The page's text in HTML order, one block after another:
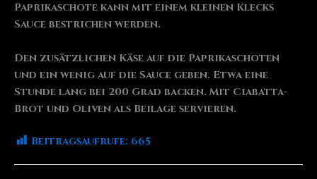
Paprikaschote kann mit einem kleinen Klecks
Sauce bestrichen werden.
Den zusätzlichen Käse auf die Paprikaschoten
und ein wenig auf die Sauce geben. Etwa eine
Stunde lang bei 200 Grad backen. Mit Ciabatta-
Brot und Oliven als Beilage servieren.
Beitragsaufrufe: 665